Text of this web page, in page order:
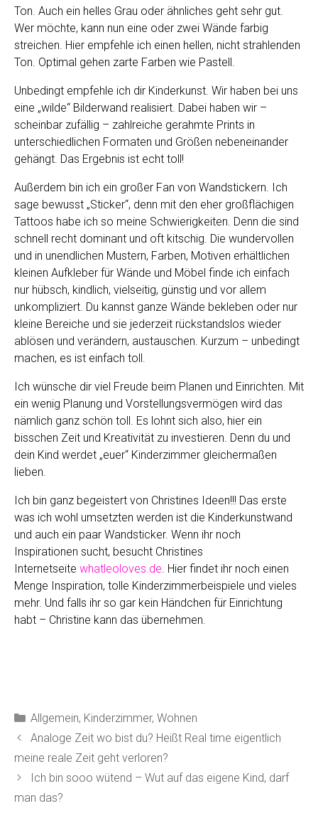
nur hübsch, kindlich, vielseitig, günstig und vor allem
unkompliziert. Du kannst ganze Wände bekleben oder nur
kleine Bereiche und sie jederzeit rückstandslos wieder
ablösen und verändern, austauschen. Kurzum – unbedingt
machen, es ist einfach toll.
Ich wünsche dir viel Freude beim Planen und Einrichten. Mit
ein wenig Planung und Vorstellungsvermögen wird das
nämlich ganz schön toll. Es lohnt sich also, hier ein
bisschen Zeit und Kreativität zu investieren. Denn du und
dein Kind werdet „euer“ Kinderzimmer gleichermaßen
lieben.
Ich bin ganz begeistert von Christines Ideen!!! Das erste
was ich wohl umsetzten werden ist die Kinderkunstwand
und auch ein paar Wandsticker. Wenn ihr noch
Inspirationen sucht, besucht Christines
Internetseitewhatleoloves.de . Hier findet ihr noch einen
Menge Inspiration, tolle Kinderzimmerbeispiele und vieles
mehr. Und falls ihr so gar kein Händchen für Einrichtung
habt – Christine kann das übernehmen.
Kategorien
Allgemein, Kinderzimmer, Wohnen
Analoge Zeit wo bist du? Heißt Real time eigentlich
Ich bin sooo wütend – Wut auf das eigene Kind, darf
man das?
* Mit Sternchen gekennzeichnete Links sind
diesen Link etwas kauft, bekomme ich eine Provision. Für
euch ist der Preis natürlich gleich!